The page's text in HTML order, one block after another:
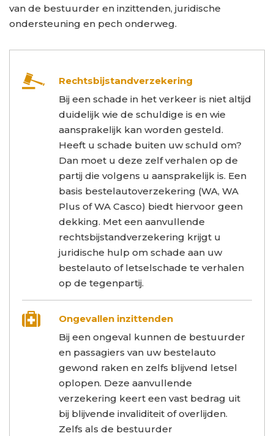
van de bestuurder en inzittenden, juridische
ondersteuning en pech onderweg.
Rechtsbijstandverzekering
Bij een schade in het verkeer is niet altijd
duidelijk wie de schuldige is en wie
aansprakelijk kan worden gesteld.
Heeft u schade buiten uw schuld om?
Dan moet u deze zelf verhalen op de
partij die volgens u aansprakelijk is. Een
basis bestelautoverzekering (WA, WA
Plus of WA Casco) biedt hiervoor geen
dekking. Met een aanvullende
rechtsbijstandverzekering krijgt u
juridische hulp om schade aan uw
bestelauto of letselschade te verhalen
op de tegenpartij.
Ongevallen inzittenden
Bij een ongeval kunnen de bestuurder
en passagiers van uw bestelauto
gewond raken en zelfs blijvend letsel
oplopen. Deze aanvullende
verzekering keert een vast bedrag uit
bij blijvende invaliditeit of overlijden.
Zelfs als de bestuurder